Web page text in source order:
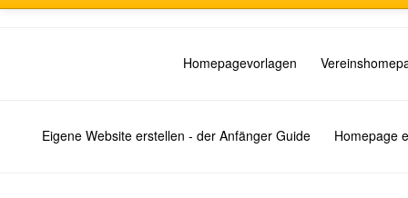
Homepagevorlagen
Eigene Website erstellen - der Anfänger Guide Homepage